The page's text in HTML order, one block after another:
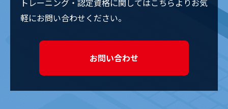
トレーニング・認定資格に関してはこちらよりお気
軽にお問い合わせください。
お問い合わせ